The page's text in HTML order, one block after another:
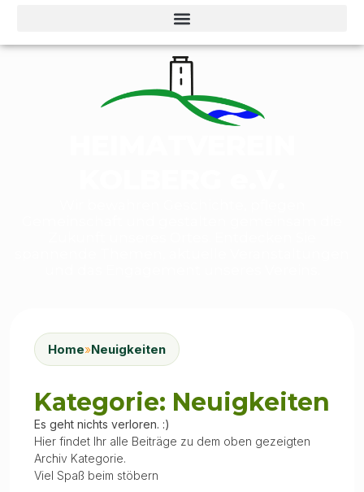
Home»Neuigkeiten
Kategorie: Neuigkeiten
Es geht nichts verloren. :)
Hier findet Ihr alle Beiträge zu dem oben gezeigten
Archiv Kategorie.
Viel Spaß beim stöbern